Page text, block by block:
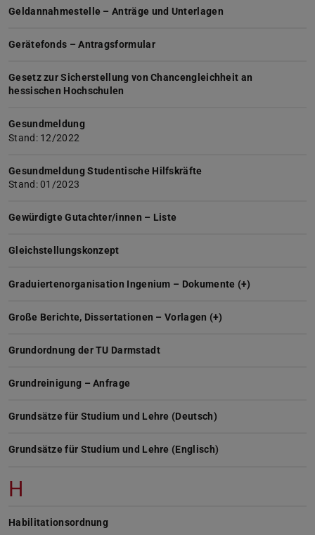
Geldannahmestelle – Anträge und Unterlagen
Gerätefonds – Antragsformular
Gesetz zur Sicherstellung von Chancengleichheit an
hessischen Hochschulen
Gesundmeldung
Stand: 12/2022
Gesundmeldung Studentische Hilfskräfte
Stand: 01/2023
Gewürdigte Gutachter/innen – Liste
Gleichstellungskonzept
Graduiertenorganisation Ingenium – Dokumente (+)
Große Berichte, Dissertationen – Vorlagen (+)
Grundordnung der TU Darmstadt
Grundreinigung – Anfrage
Grundsätze für Studium und Lehre (Deutsch)
Grundsätze für Studium und Lehre (Englisch)
H
Habilitationsordnung